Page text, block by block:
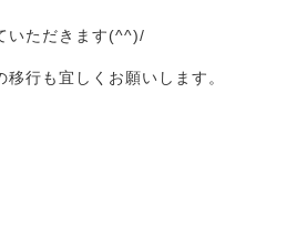
いただきます(^^)/
行も宜しくお願いします。